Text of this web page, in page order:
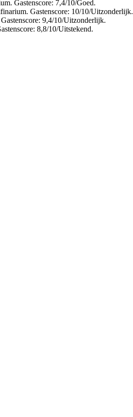
Gastenscore: 7,4/10/Goed.
Gastenscore: 10/10/Uitzonderlijk.
9,4/10/Uitzonderlijk.
8,8/10/Uitstekend.